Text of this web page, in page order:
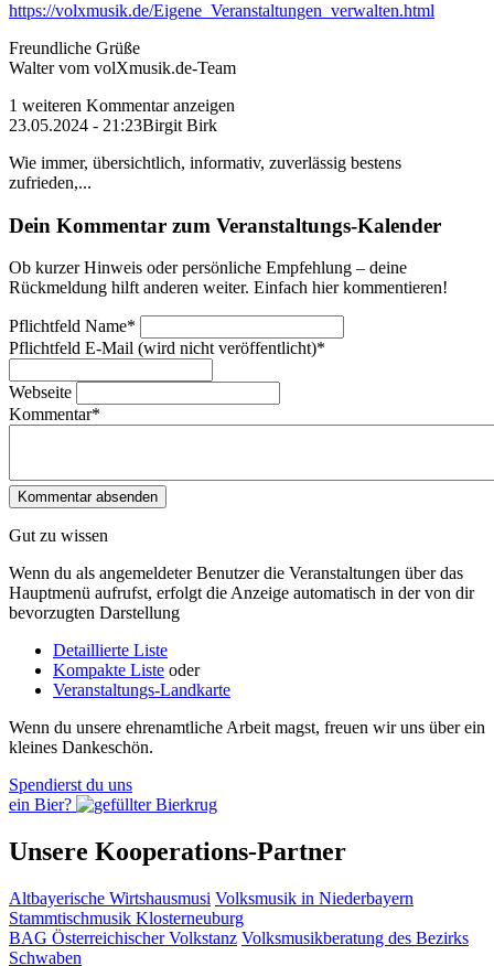
https://volxmusik.de/Eigene_Veranstaltungen_verwalten.html
Freundliche Grüße
Walter vom volXmusik.de-Team
1 weiteren Kommentar anzeigen
23.05.2024 - 21:23Birgit Birk
Wie immer, übersichtlich, informativ, zuverlässig bestens
zufrieden,...
Dein Kommentar zum Veranstaltungs-Kalender
Ob kurzer Hinweis oder persönliche Empfehlung – deine
Rückmeldung hilft anderen weiter. Einfach hier kommentieren!
Pflichtfeld Name*
Pflichtfeld E-Mail (wird nicht veröffentlicht)*
Webseite
Kommentar*
Gut zu wissen
Wenn du als angemeldeter Benutzer die Veranstaltungen über das
Hauptmenü aufrufst, erfolgt die Anzeige automatisch in der von dir
bevorzugten Darstellung
Detaillierte Liste
Kompakte Liste oder
Veranstaltungs-Landkarte
Wenn du unsere ehrenamtliche Arbeit magst, freuen wir uns über ein
kleines Dankeschön.
Spendierst du uns
ein Bier?
Unsere Kooperations-Partner
Altbayerische Wirtshausmusi Volksmusik in Niederbayern
Stammtischmusik Klosterneuburg
BAG Österreichischer Volkstanz Volksmusikberatung des Bezirks
Schwaben